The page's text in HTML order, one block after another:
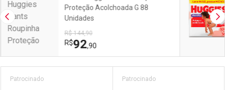
Imagem Anterior
Proteção Acolchoada G 88
Unidades
R$ 144,90
R$92,90
Prateleira
Patrocinado Patrocinado